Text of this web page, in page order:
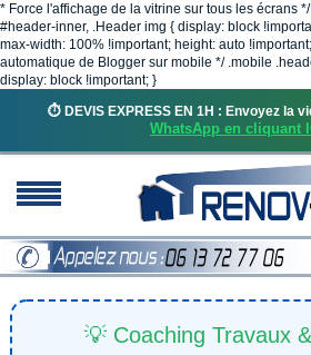
* Force l'affichage de la vitrine sur tous les écrans
#header-inner, .Header img { display: block
max-width: 100% !important; height: auto
automatique de Blogger sur mobile */ .mobile
display: block !important; }
⏱️ DEVIS EXPRESS EN 1H : Envoyez la
WhatsApp en cliquant
💡 Coaching Travaux